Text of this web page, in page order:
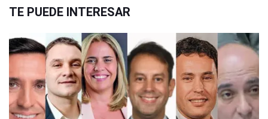
TE PUEDE INTERESAR